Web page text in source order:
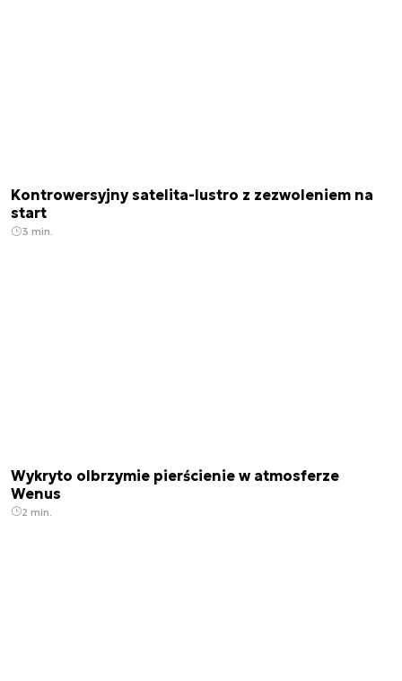
Kontrowersyjny satelita-lustro z zezwoleniem na
start
3 min.
Wykryto olbrzymie pierścienie w atmosferze
Wenus
2 min.